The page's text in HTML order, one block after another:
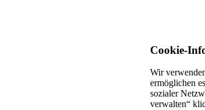
Cookie-
Wir
ermöglichen
sozialer
verwalten“